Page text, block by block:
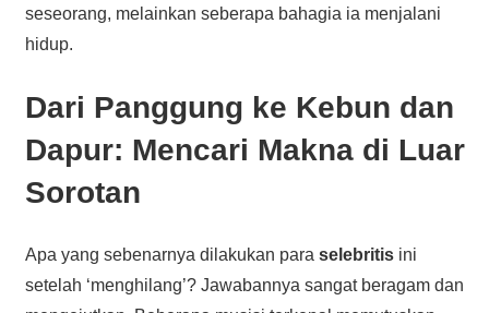
seseorang, melainkan seberapa bahagia ia menjalani
hidup.
Dari Panggung ke Kebun dan
Dapur: Mencari Makna di Luar
Sorotan
Apa yang sebenarnya dilakukan para selebritisini
setelah ‘menghilang’? Jawabannya sangat beragam dan